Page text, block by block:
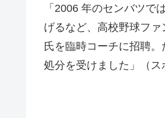
「2006 年のセンバツ
げるなど、高校野球フ
氏を臨時コーチに招聘
処分を受けました」（ス